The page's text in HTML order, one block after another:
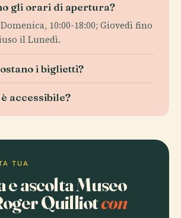
gli orari di apertura?
10:00-18:00; Giovedì fino
il Lunedì.
i biglietti?
accessibile?
TUA
e ascolta Museo
Quilliotcon